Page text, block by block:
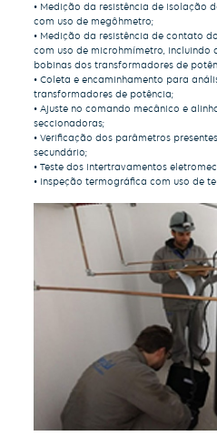
• Medição da resistência de isolação
com uso de megôhmetro;
• Medição da resistência de contato
com uso de microhmímetro, incluindo
bobinas dos transformadores de
• Coleta e encaminhamento para
transformadores de potência;
• Ajuste no comando mecânico e
seccionadoras;
• Verificação dos parâmetros
secundário;
• Teste dos intertravamentos
• Inspeção termográfica com uso de